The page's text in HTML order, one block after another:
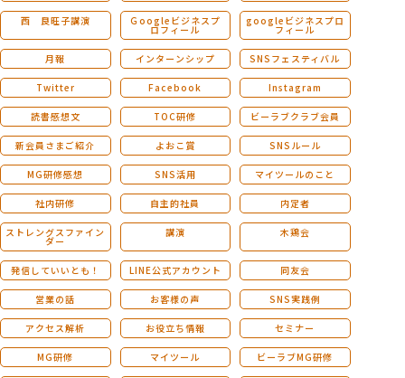
西 良旺子講演 Ｇoogleビジネスプ
ロフィール
googleビジネスプロ
フィール
月報 インターンシップ SNSフェスティバル
Twitter Facebook Instagram
読書感想文 TOC研修 ビーラブクラブ会員
新会員さまご紹介 よおこ賞 SNSルール
MG研修感想 SNS活用 マイツールのこと
社内研修 自主的社員 内定者
ストレングスファイン
ダー
講演 木鶏会
発信していいとも！ LINE公式アカウント 同友会
営業の話 お客様の声 SNS実践例
アクセス解析 お役立ち情報 セミナー
MG研修 マイツール ビーラブMG研修